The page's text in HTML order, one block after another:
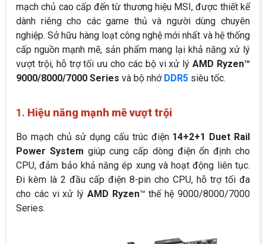
mạch chủ cao cấp đến từ thương hiệu MSI, được thiết kế
dành riêng cho các game thủ và người dùng chuyên
nghiệp. Sở hữu hàng loạt công nghệ mới nhất và hệ thống
cấp nguồn mạnh mẽ, sản phẩm mang lại khả năng xử lý
vượt trội, hỗ trợ tối ưu cho các bộ vi xử lý AMD Ryzen™
9000/8000/7000 Series và bộ nhớ DDR5 siêu tốc.
1. Hiệu năng mạnh mẽ vượt trội
Bo mạch chủ sử dụng cấu trúc điện 14+2+1 Duet Rail
Power System giúp cung cấp dòng điện ổn định cho
CPU, đảm bảo khả năng ép xung và hoạt động liên tục.
Đi kèm là 2 đầu cấp điện 8-pin cho CPU, hỗ trợ tối đa
cho các vi xử lý AMD Ryzen™ thế hệ 9000/8000/7000
Series.